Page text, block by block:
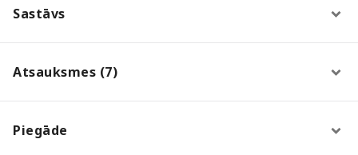
Sastāvs
Atsauksmes (7)
Piegāde